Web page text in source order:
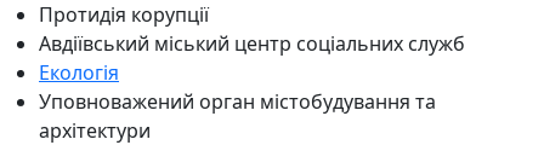
Протидія корупції
Авдіївський міський центр соціальних служб
Екологія
Уповноважений орган містобудування та
архітектури